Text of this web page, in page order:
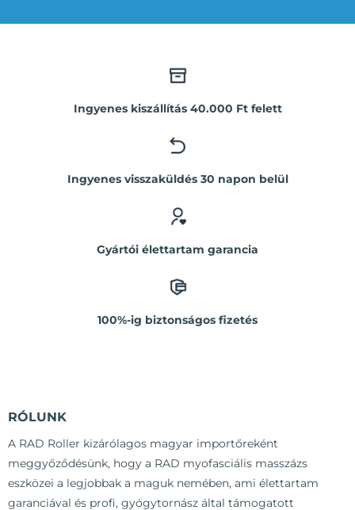
Ingyenes kiszállítás 40.000 Ft felett
Ingyenes visszaküldés 30 napon belül
Gyártói élettartam garancia
100%-ig biztonságos fizetés
RÓLUNK
A RAD Roller kizárólagos magyar importőreként
meggyőződésünk, hogy a RAD myofasciális masszázs
eszközei a legjobbak a maguk nemében, ami élettartam
garanciával és profi, gyógytornász által támogatott